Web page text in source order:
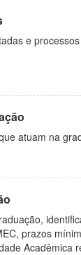
e
atuam na
prazos
Acadêmica